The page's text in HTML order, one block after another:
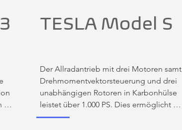
TESLA Model S
Der Allradantrieb mit drei Motoren samt
Drehmomentvektorsteuerung und drei
unabhängigen Rotoren in Karbonhülse
leistet über 1.000 PS. Dies ermöglicht
Höchstgeschwindigkeiten von ca. 300